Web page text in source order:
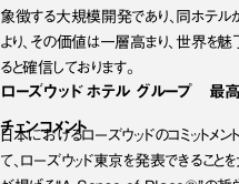
象徴する大規模開発であり、同ホテル
より、その価値は一層高まり、世界を
ると確信しております。
ローズウッド ホテル グループ 最
チェンコメント
日本におけるローズウッドのコミットメ
て、ローズウッド東京を発表できること